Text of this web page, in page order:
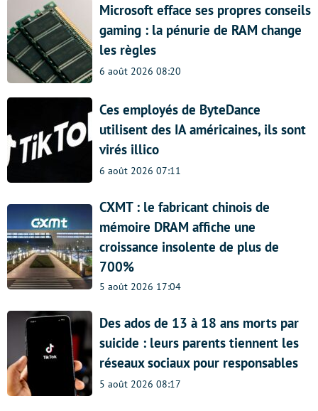
Microsoft efface ses propres conseils
gaming : la pénurie de RAM change
les règles
6 août 2026 08:20
Ces employés de ByteDance
utilisent des IA américaines, ils sont
virés illico
6 août 2026 07:11
CXMT : le fabricant chinois de
mémoire DRAM affiche une
croissance insolente de plus de
700%
5 août 2026 17:04
Des ados de 13 à 18 ans morts par
suicide : leurs parents tiennent les
réseaux sociaux pour responsables
5 août 2026 08:17